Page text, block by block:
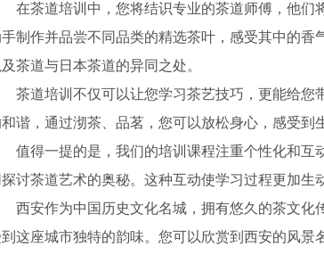
在茶道培训中，您将结识专业的茶道师傅，他们
制作并品尝不同品类的精选茶叶，感受其中的香
及茶道与日本茶道的异同之处。
茶道培训不仅可以让您学习茶艺技巧，更能给
谐，通过沏茶、品茗，您可以放松身心，感受到
值得一提的是，我们的培训课程注重个性化和
探讨茶道艺术的奥秘。这种互动使学习过程更加生
西安作为中国历史文化名城，拥有悠久的茶文
这座城市独特的韵味。您可以欣赏到西安的风景